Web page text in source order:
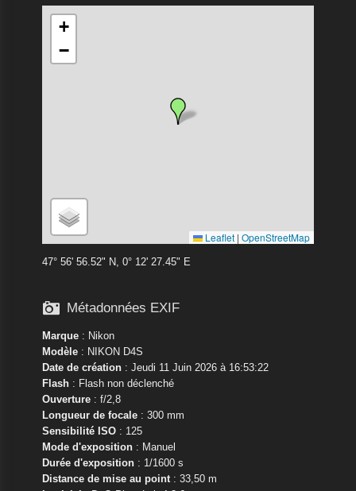
+
−
Leaflet | OpenStreetMap
47° 56' 56.52" N, 0° 12' 27.45" E
 Métadonnées EXIF
Marque: Nikon
Modèle: NIKON D4S
Date de création: Jeudi 11 Juin 2026 à 16:53:22
Flash: Flash non déclenché
Ouverture: f/2,8
Longueur de focale: 300 mm
Sensibilité ISO: 125
Mode d'exposition: Manuel
Durée d'exposition: 1/1600 s
Distance de mise au point: 33,50 m